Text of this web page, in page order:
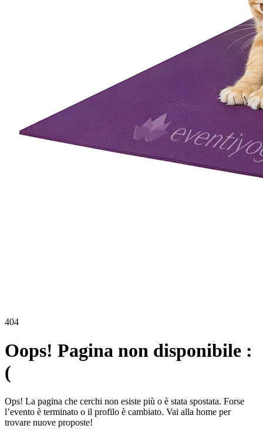
404
Oops! Pagina non disponibile :
(
Ops! La pagina che cerchi non esiste più o è stata spostata. Forse
l’evento è terminato o il profilo è cambiato. Vai alla home per
trovare nuove proposte!